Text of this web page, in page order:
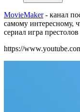
MovieMaker- канал
самому интересному,
сериал игра
https://